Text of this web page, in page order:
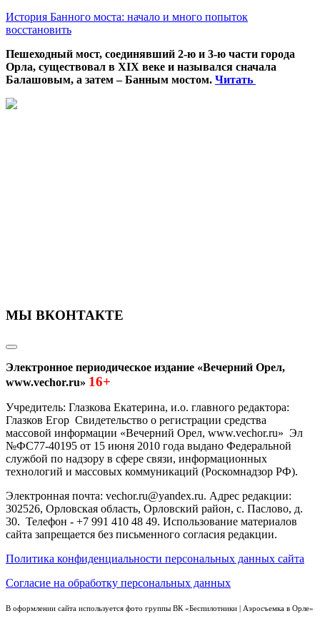
История Банного моста: начало и много попыток
восстановить
Пешеходный мост, соединявший 2-ю и 3-ю части города
Орла, существовал в XIX веке и назывался сначала
Балашовым, а затем – Банным мостом. Читать
МЫ ВКОНТАКТЕ
Электронное периодическое издание «Вечерний Орел,
www.vechor.ru» 16+
Учредитель: Глазкова Екатерина, и.о. главного редактора:
Глазков Егор Свидетельство о регистрации средства
массовой информации «Вечерний Орел, www.vechor.ru» Эл
№ФС77-40195 от 15 июня 2010 года выдано Федеральной
службой по надзору в сфере связи, информационных
технологий и массовых коммуникаций (Роскомнадзор РФ).
Электронная почта: vechor.ru@yandex.ru. Адрес редакции:
302526, Орловская область, Орловский район, с. Паслово, д.
30. Телефон - +7 991 410 48 49. Использование материалов
сайта запрещается без письменного согласия редакции.
Политика конфиденциальности персональных данных сайта
Согласие на обработку персональных данных
В оформлении сайта используется фото группы ВК «Беспилотники | Аэросъемка в Орле»